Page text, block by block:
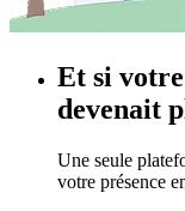
Et si
devenait
Une seule
votre présence